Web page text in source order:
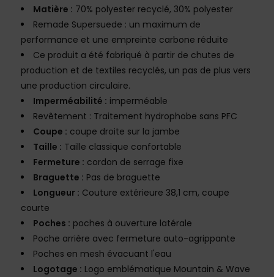
Matière : 70% polyester recyclé, 30% polyester
Remade Supersuede : un maximum de
performance et une empreinte carbone réduite
Ce produit a été fabriqué à partir de chutes de
production et de textiles recyclés, un pas de plus vers
une production circulaire.
Imperméabilité : imperméable
Revêtement : Traitement hydrophobe sans PFC
Coupe : coupe droite sur la jambe
Taille : Taille classique confortable
Fermeture : cordon de serrage fixe
Braguette : Pas de braguette
Longueur : Couture extérieure 38,1 cm, coupe
courte
Poches : poches à ouverture latérale
Poche arrière avec fermeture auto-agrippante
Poches en mesh évacuant l'eau
Logotage : Logo emblématique Mountain & Wave